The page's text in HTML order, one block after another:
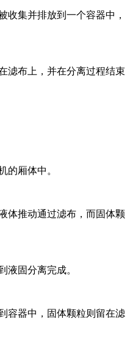
收集并排放到一个容器中，
滤布上，并在分离过程结束
的厢体中。
体推动通过滤布，而固体颗
液固分离完成。
容器中，固体颗粒则留在滤